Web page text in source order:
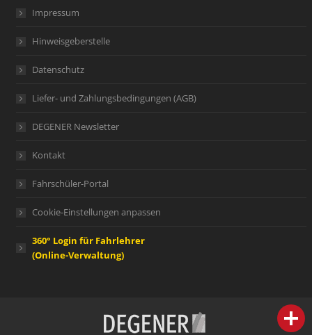
Impressum
Hinweisgeberstelle
Datenschutz
Liefer- und Zahlungsbedingungen (AGB)
DEGENER Newsletter
Kontakt
Fahrschüler-Portal
Cookie-Einstellungen anpassen
360° Login für Fahrlehrer
(Online-Verwaltung)
person IHR FACHBERATER